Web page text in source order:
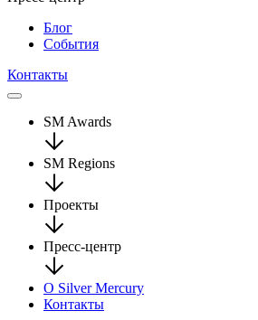
Блог
События
Контакты
SM Awards
SM Regions
Проекты
Пресс-центр
О Silver Mercury
Контакты